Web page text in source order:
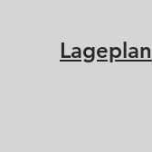
Lageplan